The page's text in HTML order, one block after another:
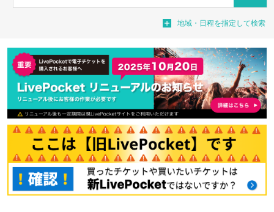
地域・日程を指定して検索